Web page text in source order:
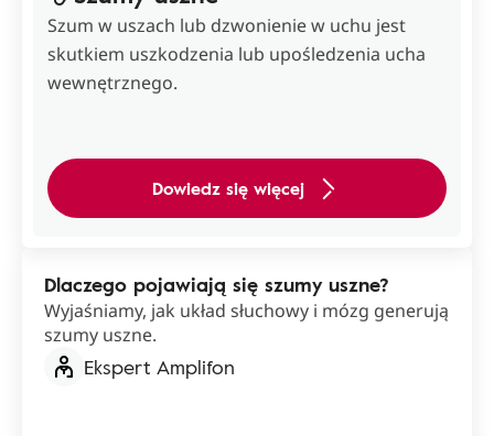
Szum w uszach lub dzwonienie w uchu jest
skutkiem uszkodzenia lub upośledzenia ucha
wewnętrznego.
Dowiedz się więcej
Dlaczego pojawiają się szumy uszne?
Wyjaśniamy, jak układ słuchowy i mózg generują
szumy uszne.
Ekspert Amplifon